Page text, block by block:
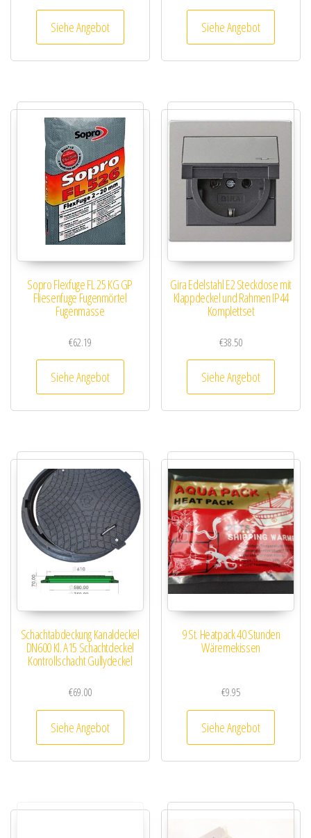
Siehe Angebot Siehe Angebot
Sopro Flexfuge FL 25 KG GP
Fliesenfuge Fugenmörtel
Fugenmasse
€62.19
Siehe Angebot
Gira Edelstahl E2 Steckdose mit
Klappdeckel und Rahmen IP44
Komplettset
€38.50
Siehe Angebot
Schachtabdeckung Kanaldeckel
DN600 Kl. A15 Schachtdeckel
Kontrollschacht Gullydeckel
€69.00
Siehe Angebot
9 St. Heatpack 40 Stunden
Wäremekissen
€9.95
Siehe Angebot